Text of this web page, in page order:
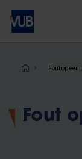
Overslaan
naar
inhoud
Fout op een
Fout